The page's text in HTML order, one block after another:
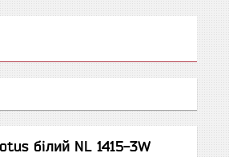
білий NL 1415-3W